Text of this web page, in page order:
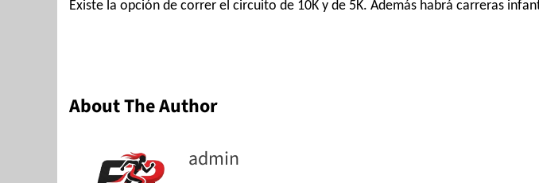
Existe la opción de correr el circuito de 10K y de 5K. Además habrá carreras
About The Author
admin